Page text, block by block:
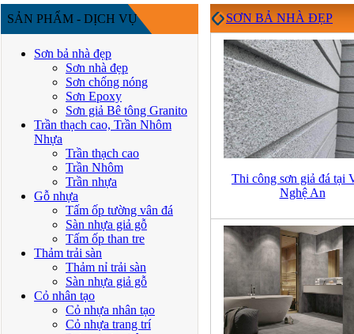
SẢN PHẨM - DỊCH VỤ
Sơn bả nhà đẹp
Sơn nhà đẹp
Sơn chống nóng
Sơn Epoxy
Sơn giả Bê tông Granito
Trần thạch cao, Trần Nhôm
Nhựa
Trần thạch cao
Trần Nhôm
Trần nhựa
Gỗ nhựa
Tấm ốp tường vân đá
Sàn nhựa giả gỗ
Tấm ốp than tre
Thảm trải sàn
Thảm nỉ trải sàn
Sàn nhựa giả gỗ
Cỏ nhân tạo
Cỏ nhựa nhân tạo
Cỏ nhựa trang trí
SƠN BẢ NHÀ ĐẸP
Thi công sơn giả đá tại
Nghệ An